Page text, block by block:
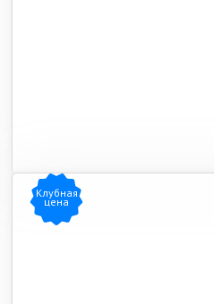
Клубная
цена